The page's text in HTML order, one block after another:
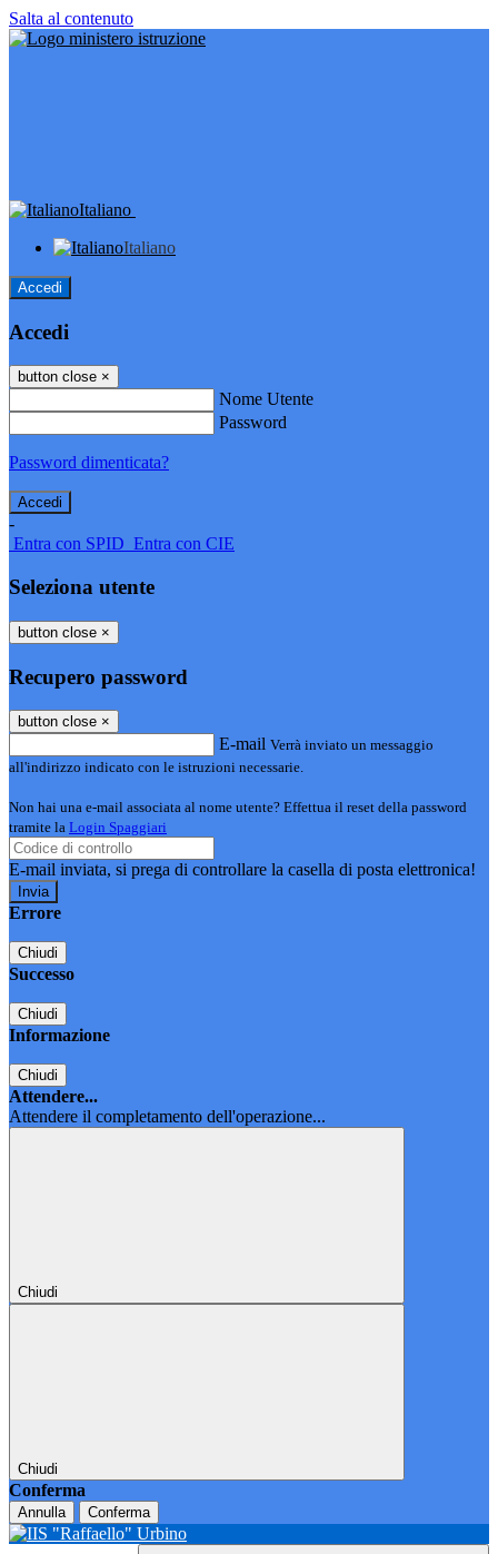
Salta al contenuto
Italiano
Italiano
Accedi
Accedi
button close ×
Nome Utente
Password
Password dimenticata?
-
Entra con SPID Entra con CIE
Seleziona utente
button close ×
Recupero password
button close ×
E-mail Verrà inviato un messaggio
all'indirizzo indicato con le istruzioni necessarie.
Non hai una e-mail associata al nome utente? Effettua il reset della password
tramite la Login Spaggiari
E-mail inviata, si prega di controllare la casella di posta elettronica!
Errore
Chiudi
Successo
Chiudi
Informazione
Chiudi
Attendere...
Attendere il completamento dell'operazione...
Chiudi
Chiudi
Conferma
Annulla Conferma